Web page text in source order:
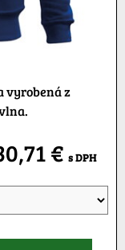
vyrobená z
€ s DPH